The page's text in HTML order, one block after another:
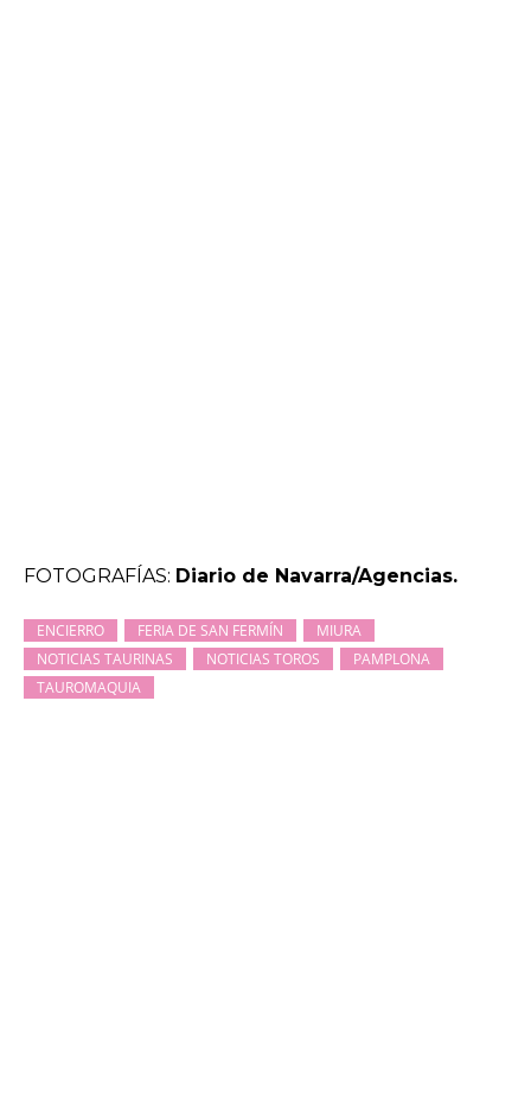
FOTOGRAFÍAS: Diario de Navarra/Agencias.
ENCIERRO FERIA DE SAN FERMÍN
MIURA
NOTICIAS TAURINAS
NOTICIAS TOROS
PAMPLONA
TAUROMAQUIA